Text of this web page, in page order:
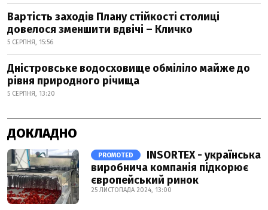
Вартість заходів Плану стійкості столиці
довелося зменшити вдвічі – Кличко
5 СЕРПНЯ, 15:56
Дністровське водосховище обміліло майже до
рівня природного річища
5 СЕРПНЯ, 13:20
ДОКЛАДНО
PROMOTED
INSORTEX - українська
виробнича компанія підкорює
європейський ринок
25 ЛИСТОПАДА 2024, 13:00